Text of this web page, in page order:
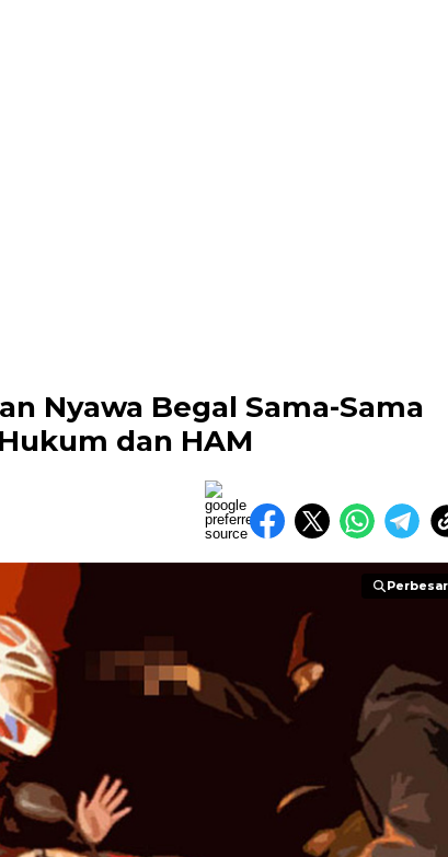
Nyawa Begal Sama-Sama
dan HAM
Perbesar
Perbesar